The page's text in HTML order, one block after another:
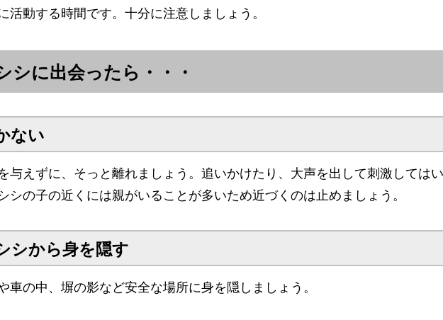
活動する時間です。十分に注意しましょう。
シに出会ったら・・・
ない
与えずに、そっと離れましょう。追いかけたり、大声を出して刺激しては
シの子の近くには親がいることが多いため近づくのは止めましょう。
シから身を隠す
車の中、塀の影など安全な場所に身を隠しましょう。